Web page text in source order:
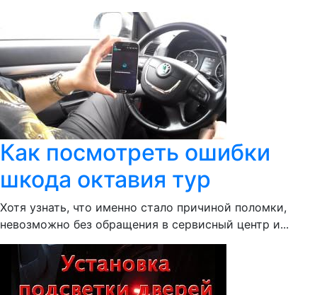
Как посмотреть ошибки
шкода октавия тур
Хотя узнать, что именно стало причиной поломки,
невозможно без обращения в сервисный центр и...